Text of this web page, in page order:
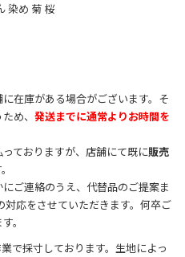
染め 菊 桜
在庫がある場合がございます。そ
ため、発送までに通常よりお時間を
ておりますが、店舗にて既に販売
ご連絡のうえ、代替品のご提案ま
応をさせていただきます。何卒ご
。
で採寸しております。生地によっ